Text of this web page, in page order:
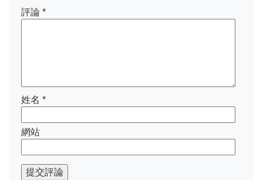
評論 *
姓名 *
網站
提交評論